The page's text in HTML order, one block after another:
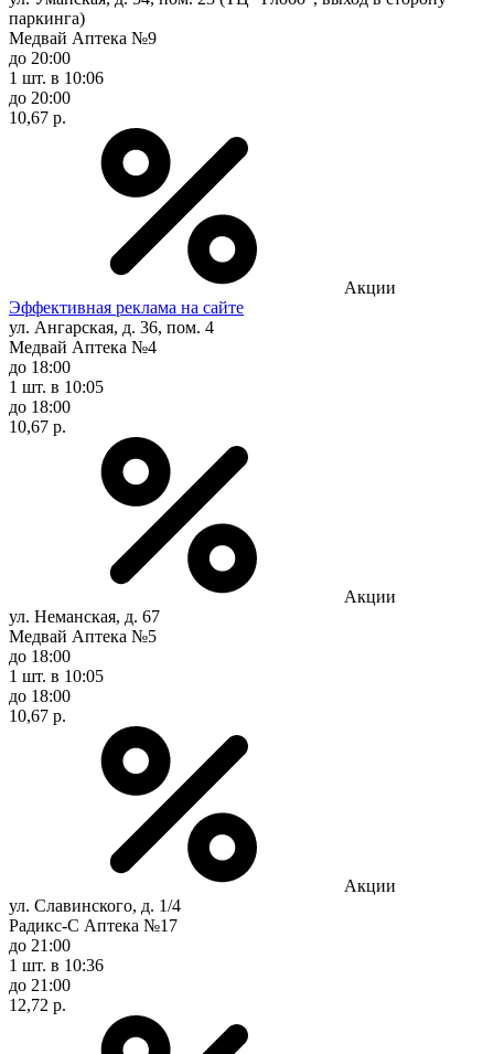
паркинга)
Медвай Аптека №9
до 20:00
1 шт. в 10:06
до 20:00
10,67 р.
Акции
Эффективная реклама на сайте
ул. Ангарская, д. 36, пом. 4
Медвай Аптека №4
до 18:00
1 шт. в 10:05
до 18:00
10,67 р.
Акции
ул. Неманская, д. 67
Медвай Аптека №5
до 18:00
1 шт. в 10:05
до 18:00
10,67 р.
Акции
ул. Славинского, д. 1/4
Радикс-С Аптека №17
до 21:00
1 шт. в 10:36
до 21:00
12,72 р.